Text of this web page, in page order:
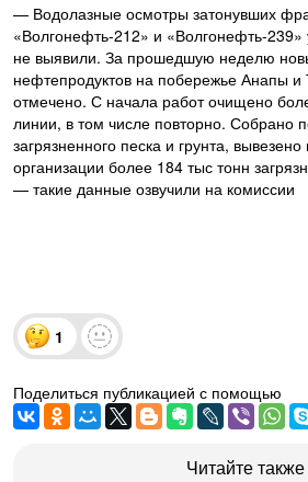
— Водолазные осмотры затонувших
«Волгонефть-212» и «Волгонефть-239»
не выявили. За прошедшую неделю
нефтепродуктов на побережье Анапы и
отмечено. С начала работ очищено
линии, в том числе повторно. Собрано
загрязненного песка и грунта,
организации более 184 тыс тонн
— такие данные озвучили на комиссии
1
Поделиться публикацией с помощью
Читайте также